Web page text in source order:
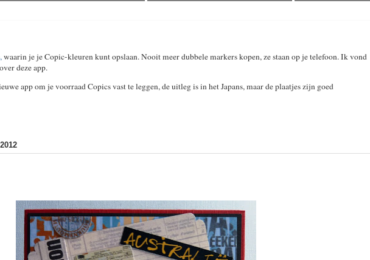
waarin je je Copic-kleuren kunt opslaan. Nooit meer dubbele markers kopen, ze staan op je telefoon. Ik vond
deze app.
app om je voorraad Copics vast te leggen, de uitleg is in het Japans, maar de plaatjes zijn goed